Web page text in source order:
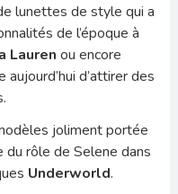
lunettes de style qui a
de l’époque à
Lauren ou encore
d’attirer des
joliment portée
du rôle de Selene dans
Underworld.